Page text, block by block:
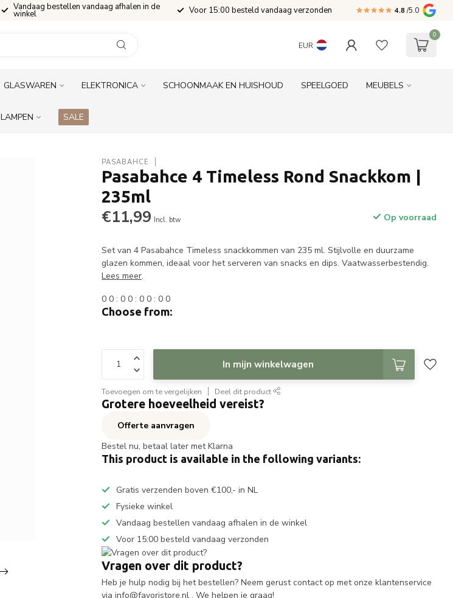
Vandaag bestellen vandaag afhalen in de
winkel Voor 15:00 besteld vandaag verzonden 4.8 /5.0
EUR
0
GLASWAREN ELEKTRONICA SCHOONMAAK EN HUISHOUD SPEELGOED MEUBELS
LAMPEN SALE
PASABAHCE
Pasabahce 4 Timeless Rond Snackkom |
235ml
€11,99 Incl. btw Op voorraad
Set van 4 Pasabahce Timeless snackkommen van 235 ml. Stijlvolle en duurzame
glazen kommen, ideaal voor het serveren van snacks en dips. Vaatwasserbestendig.
Lees meer.
0 0 :0 0 :0 0 :0 0
Choose from:
In mijn winkelwagen
Toevoegen om te vergelijken Deel dit product
Grotere hoeveelheid vereist?
Offerte aanvragen
Bestel nu, betaal later met Klarna
This product is available in the following variants:
Gratis verzenden boven €100,- in NL
Fysieke winkel
Vandaag bestellen vandaag afhalen in de winkel
Voor 15:00 besteld vandaag verzonden
Vragen over dit product?
Heb je hulp nodig bij het bestellen? Neem gerust contact op met onze klantenservice
viainfo@favoristore.nl . We helpen je graag!